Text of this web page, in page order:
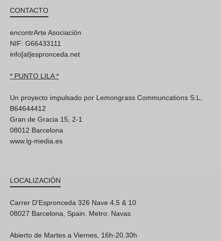
CONTACTO
encontrArte Asociación
NIF: G66433111
info[at]espronceda.net
* PUNTO LILA *
Un proyecto impulsado por Lemongrass Communcations S.L,
B64644412
Gran de Gracia 15, 2-1
08012 Barcelona
www.lg-media.es
LOCALIZACIÓN
Carrer D'Espronceda 326 Nave 4,5 & 10
08027 Barcelona, Spain. Metro: Navas
Abierto de Martes a Viernes, 16h-20.30h